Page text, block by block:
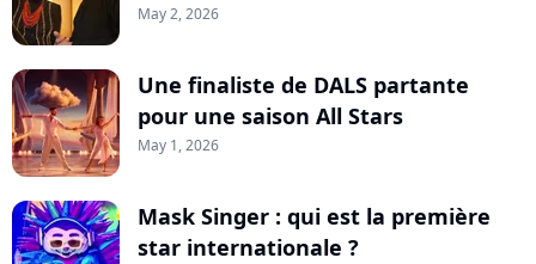
May 2, 2026
Une finaliste de DALS partante
pour une saison All Stars
May 1, 2026
Mask Singer : qui est la première
star internationale ?